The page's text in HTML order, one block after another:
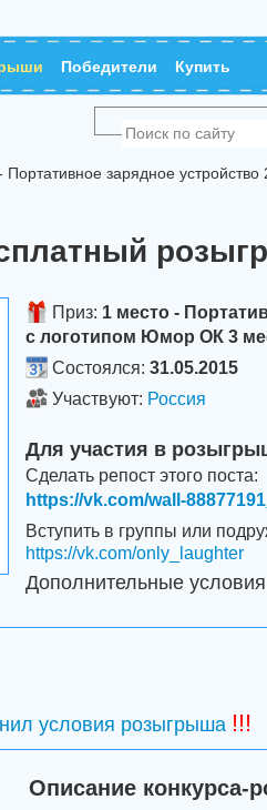
Победители Купить
зарядное
Приз: 1 место -
с логотипом Юмор ОК 3
Состоялся: 31.05.2015
Участвуют: Россия
Для участия в
Сделать репост этого поста:
https://vk.com/wall-
Вступить в группы или
https://vk.com/only_laughter
Дополнительные
условия розыгрыша !!!
Описание конкурса-